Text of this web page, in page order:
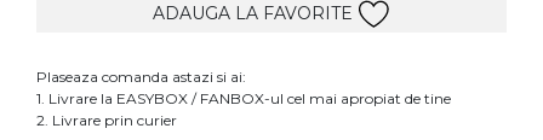
Accesorii
ADAUGA LA FAVORITE
Plaseaza comanda astazi si ai:
1. Livrare la EASYBOX / FANBOX-ul cel mai apropiat de tine
2. Livrare prin curier